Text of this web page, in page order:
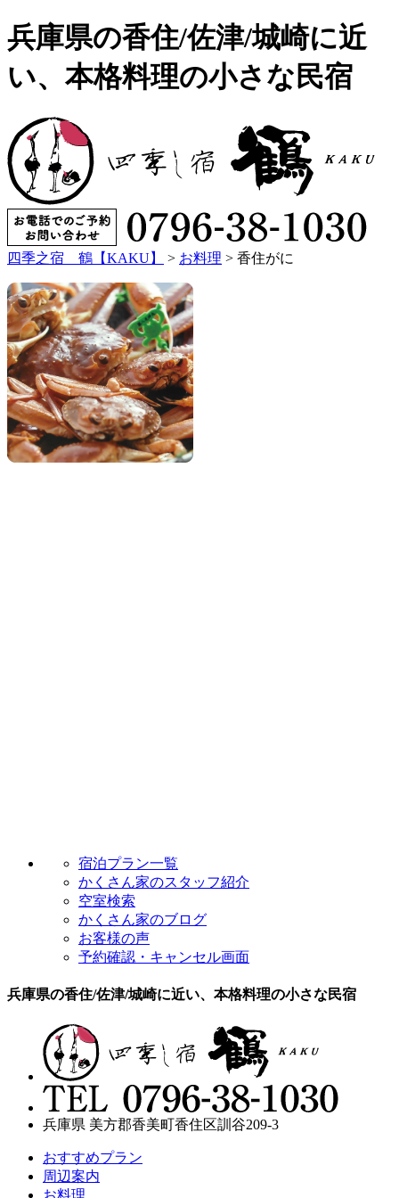
兵庫県の香住/佐津/城崎に近
い、本格料理の小さな民宿
四季之宿 鶴【KAKU】 > お料理 > 香住がに
宿泊プラン一覧
かくさん家のスタッフ紹介
空室検索
かくさん家のブログ
お客様の声
予約確認・キャンセル画面
兵庫県の香住/佐津/城崎に近い、本格料理の小さな民宿
兵庫県 美方郡香美町香住区訓谷209-3
おすすめプラン
周辺案内